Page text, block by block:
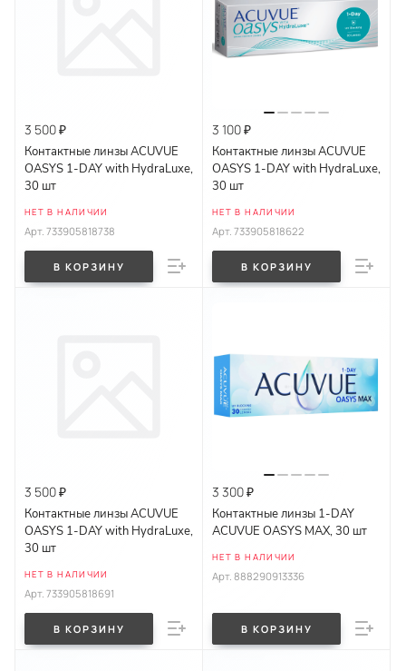
3 500 ₽
Контактные линзы ACUVUE
OASYS 1-DAY with HydraLuxe,
30 шт
НЕТ В НАЛИЧИИ
Арт. 733905818738
В КОРЗИНУ
3 100 ₽
Контактные линзы ACUVUE
OASYS 1-DAY with HydraLuxe,
30 шт
НЕТ В НАЛИЧИИ
Арт. 733905818622
В КОРЗИНУ
3 500 ₽
Контактные линзы ACUVUE
OASYS 1-DAY with HydraLuxe,
30 шт
НЕТ В НАЛИЧИИ
Арт. 733905818691
В КОРЗИНУ
3 300 ₽
Контактные линзы 1-DAY
ACUVUE OASYS MAX, 30 шт
НЕТ В НАЛИЧИИ
Арт. 888290913336
В КОРЗИНУ